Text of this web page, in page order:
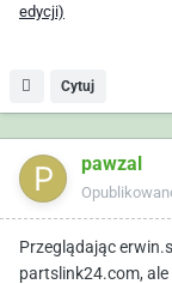
edycji)
Cytuj
pawzal
Przeglądając
partslink24.com,